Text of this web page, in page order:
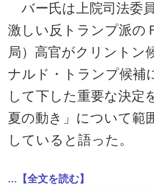
バー氏は上院司法委
激しい反トランプ派の
局）高官がクリントン
ナルド・トランプ候補
して下した重要な決定
夏の動き」について範
していると語った。
...【全文を読む】